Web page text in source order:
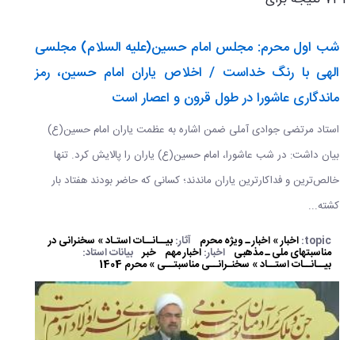
شب اول محرم: مجلس امام حسین(علیه السلام) مجلسی
الهی با رنگ خداست / اخلاص یاران امام حسین، رمز
ماندگاری عاشورا در طول قرون و اعصار است
استاد مرتضی جوادی آملی ضمن اشاره به عظمت یاران امام حسین(ع)
بیان داشت: در شب عاشورا، امام حسین(ع) یاران را پالایش کرد. تنها
خالص‌ترین و فداکارترین یاران ماندند؛ کسانی که حاضر بودند هفتاد بار
کشته...
topic: اخبار » اخبار ـ ویژه محرم آثار:بیــانــات استـاد » سخنرانی در
مناسبتهای ملی ـ مذهبی اخبار:اخبار مهم خبر بیانات استاد:
بیــانــات استــاد » سخنـرانــی مناسبتــی » محرم 1404